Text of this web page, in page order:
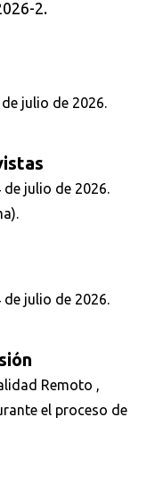
2.
julio de 2026.
de julio de 2026.
de julio de 2026.
Remoto ,
el proceso de